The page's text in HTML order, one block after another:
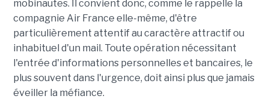
mobinautes. Il convient donc, comme le rappelle la
compagnie Air France elle-même, d'être
particulièrement attentif au caractère attractif ou
inhabituel d'un mail. Toute opération nécessitant
l'entrée d'informations personnelles et bancaires, le
plus souvent dans l'urgence, doit ainsi plus que jamais
éveiller la méfiance.